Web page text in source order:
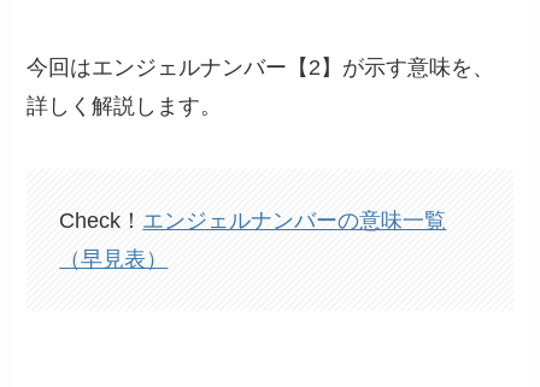
今回はエンジェルナンバー【2】が示す意味を、
詳しく解説します。
Check！ エンジェルナンバーの意味一覧
（早見表）